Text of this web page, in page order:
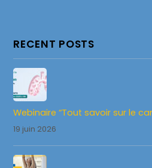
RECENT POSTS
Webinaire “Tout savoir sur le
19 juin 2026